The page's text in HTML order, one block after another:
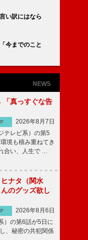
い訳にはなら
今までのこと
NEWS
「真っすぐな告
2026年8月7日
テレビ系）の第5
境も積み重ねてき
合い、人生で …
ナタ（関水
のグッズ欲し
2026年8月6日
）の第6話が5日に
、秘密の共犯関係